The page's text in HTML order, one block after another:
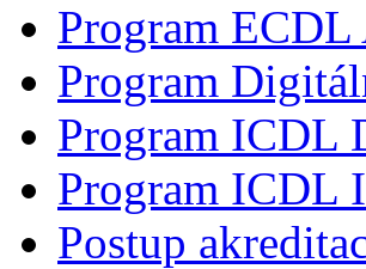
Program ECDL
Program
Program ICDL
Program ICDL
Postup